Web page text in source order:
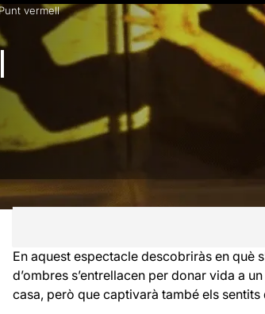
vermell
En aquest espectacle descobriràs en què
d’ombres s’entrellacen per donar vida a
casa, però que captivarà també els